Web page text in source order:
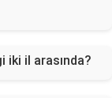
iki il arasında?